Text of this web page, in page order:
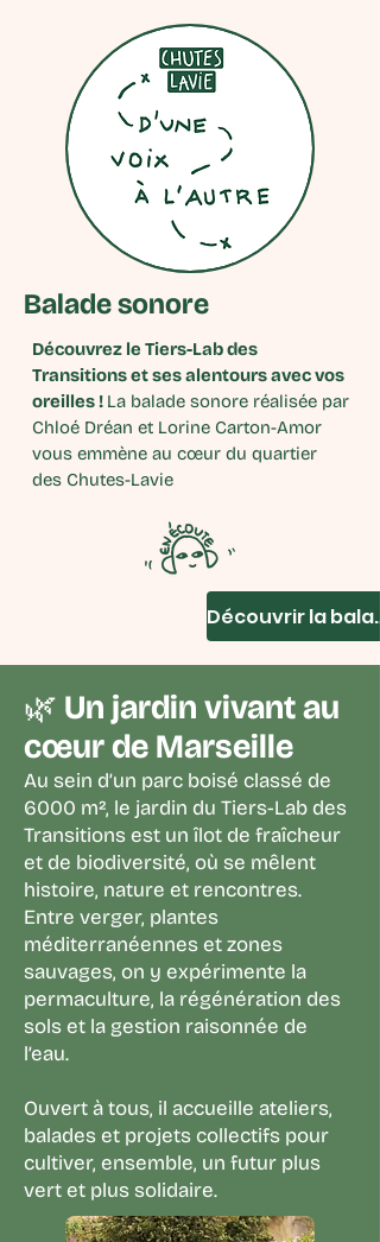
Balade sonore
Découvrez le Tiers-Lab des
Transitions et ses alentours avec vos
oreilles ! La balade sonore réalisée par
Chloé Dréan et Lorine Carton-Amor
vous emmène au cœur du quartier
des Chutes-Lavie
Découvrir la balade
🌿 Un jardin vivant au
cœur de Marseille
Au sein d’un parc boisé classé de
6000 m², le jardin du Tiers-Lab des
Transitions est un îlot de fraîcheur
et de biodiversité, où se mêlent
histoire, nature et rencontres.
Entre verger, plantes
méditerranéennes et zones
sauvages, on y expérimente la
permaculture, la régénération des
sols et la gestion raisonnée de
l’eau.
Ouvert à tous, il accueille ateliers,
balades et projets collectifs pour
cultiver, ensemble, un futur plus
vert et plus solidaire.